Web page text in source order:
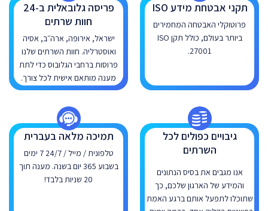
תקני אבטחת מידע ISO
פרוטוקלי האבטחה המחמירים
ביותר בעולם, כולל תקן ISO
27001.
פריסה גלובאלית ב-24
חוות שרתים
ישראל, אירופה, ארה״ב, אסיה
ואוסטרליה. חוות השרתים שלנו
פרוסות ברחבי הגלובוס כדי לתת
מענה מותאם אישית לכל צורך.
גיבויים כפולים לכל
השרתים
אנו מגבים את בסיס הנתונים
והמידע של הארגון שלכם, כך
שתוכלו לתפעל אותם ברגע האמת
תמיכה מלאה בעברית
טלפונית / מייל / 24/7 7 ימים
בשבוע 365 יום בשנה. מענה תוך
20 שניות בלבד!